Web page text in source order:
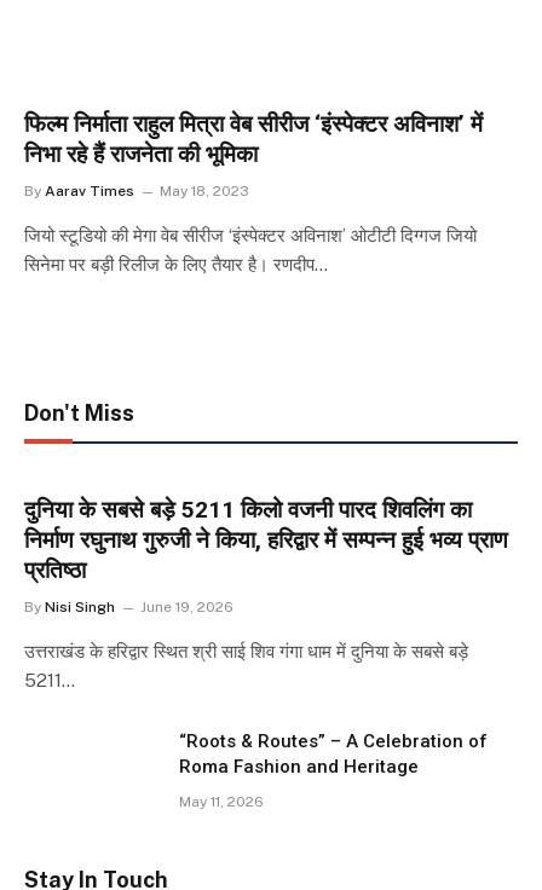
फिल्म निर्माता राहुल मित्रा वेब सीरीज ‘इंस्पेक्टर अविनाश’ में
निभा रहे हैं राजनेता की भूमिका
By Aarav Times May 18, 2023
जियो स्टूडियो की मेगा वेब सीरीज ‘इंस्पेक्टर अविनाश’ ओटीटी दिग्गज जियो
सिनेमा पर बड़ी रिलीज के लिए तैयार है। रणदीप…
Don't Miss
दुनिया के सबसे बड़े 5211 किलो वजनी पारद शिवलिंग का
निर्माण रघुनाथ गुरुजी ने किया, हरिद्वार में सम्पन्न हुई भव्य प्राण
प्रतिष्ठा
By Nisi Singh June 19, 2026
उत्तराखंड के हरिद्वार स्थित श्री साई शिव गंगा धाम में दुनिया के सबसे बड़े
5211…
“Roots & Routes” – A Celebration of
Roma Fashion and Heritage
May 11, 2026
Stay In Touch